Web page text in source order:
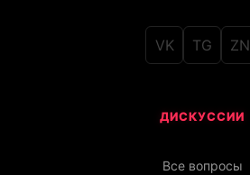
VK TG ZN
ДИСКУССИИ
Все вопросы